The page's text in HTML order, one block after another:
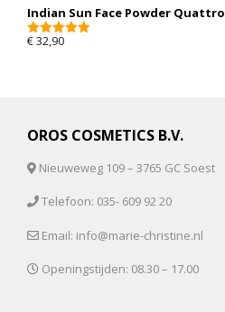
Indian Sun Face Powder Quattro
5.00van 5
€32,90
OROS COSMETICS B.V.
Nieuweweg 109 – 3765 GC Soest
Telefoon: 035- 609 92 20
Email: info@marie-christine.nl
Openingstijden: 08.30 – 17.00